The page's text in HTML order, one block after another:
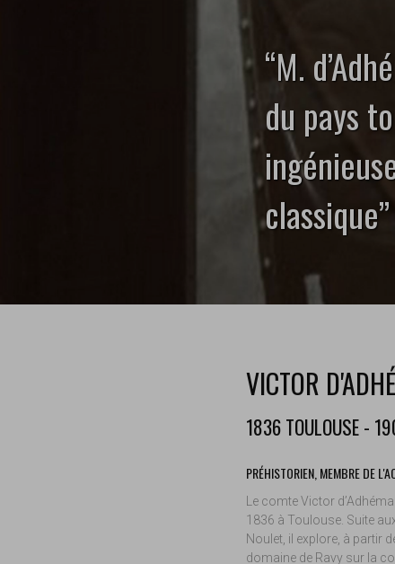
‘‘M.
du pays
classique’’
VICTOR
1836 TOULOUSE -
PRÉHISTORIEN, MEMBRE DE
Le comte Victor
1836 à Toulouse. Suite
Noulet, il explore, à partir
domaine de Ravy sur la